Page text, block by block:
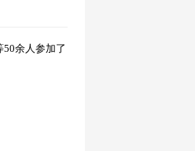
50余人参加了